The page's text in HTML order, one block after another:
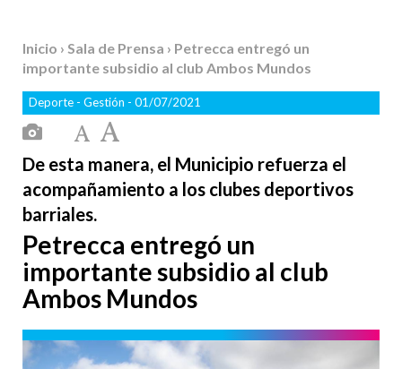
Inicio › Sala de Prensa › Petrecca entregó un
importante subsidio al club Ambos Mundos
Deporte - Gestión - 01/07/2021
De esta manera, el Municipio refuerza el
acompañamiento a los clubes deportivos
barriales.
Petrecca entregó un
importante subsidio al club
Ambos Mundos